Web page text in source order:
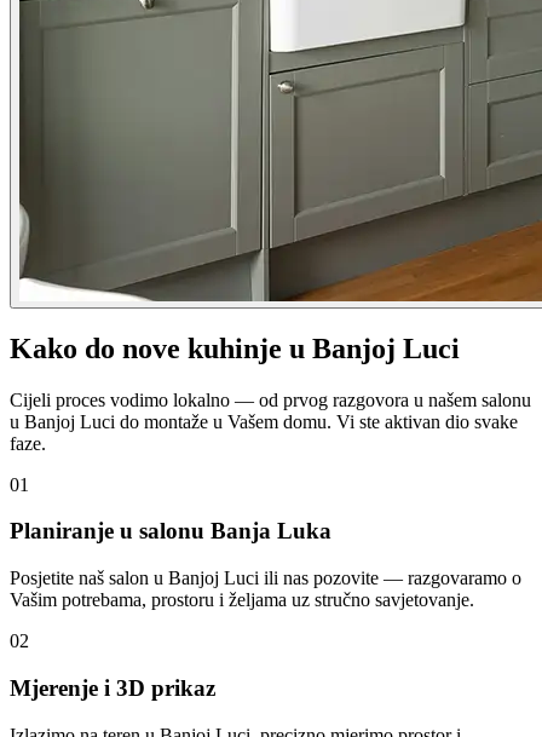
Kako do nove kuhinje u Banjoj Luci
Cijeli proces vodimo lokalno — od prvog razgovora u našem salonu
u Banjoj Luci do montaže u Vašem domu. Vi ste aktivan dio svake
faze.
01
Planiranje u salonu Banja Luka
Posjetite naš salon u Banjoj Luci ili nas pozovite — razgovaramo o
Vašim potrebama, prostoru i željama uz stručno savjetovanje.
02
Mjerenje i 3D prikaz